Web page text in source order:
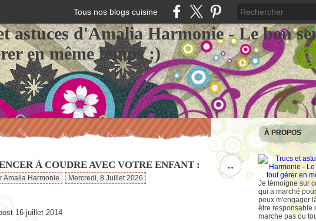
Tous nos blogs cuisine
astuces d'Amalia Harmonie - Le bon
en même temps :)
…
À COUDRE AVEC VOTRE ENFANT :
Amalia Harmonie Mercredi, 8 Juillet 2026
16 juillet 2014
À PROPOS
Je témoigne sur
qui a marché
peux m'engager
être responsable
marche pas ou